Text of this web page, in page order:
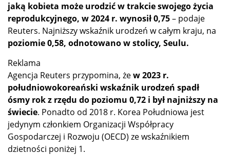
jaką kobieta może urodzić w trakcie swojego życia
reprodukcyjnego, w 2024 r. wynosił 0,75– podaje
Reuters. Najniższy wskaźnik urodzeń w całym kraju, na
poziomie 0,58, odnotowano w stolicy, Seulu.
Reklama
Agencja Reuters przypomina, żew 2023 r.
południowokoreański wskaźnik urodzeń spadł
ósmy rok z rzędu do poziomu 0,72 i był najniższy na
świecie. Ponadto od 2018 r. Korea Południowa jest
jedynym członkiem Organizacji Współpracy
Gospodarczej i Rozwoju (OECD) ze wskaźnikiem
dzietności poniżej 1.